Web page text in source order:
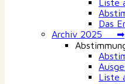
Liste
Das
Archiv 2025 ➡
Liste